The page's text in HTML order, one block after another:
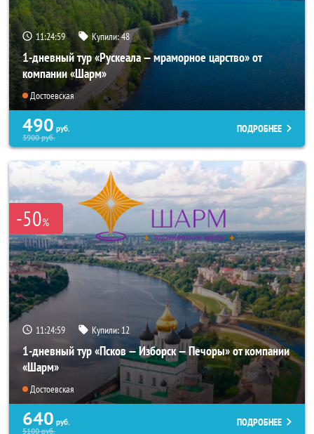
11:24:56 Купили:48
1-дневный тур «Рускеала — мраморное царство» от
компании «Шарм»
Достоевская
490 руб.
3900руб.
ПОДРОБНЕЕ
-50%
11:24:56 Купили: 12
1-дневный тур «Псков — Изборск — Печоры» от компании
«Шарм»
Достоевская
640 руб.
5100руб.
ПОДРОБНЕЕ